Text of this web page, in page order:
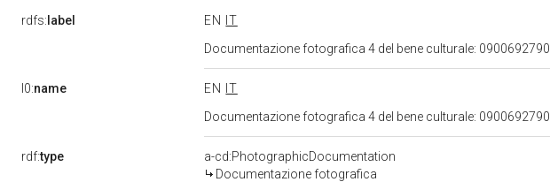
rdfs: label EN
IT
Documentazione fotografica 4 del bene culturale: 0900692790
l0:name EN
IT
Documentazione fotografica 4 del bene culturale: 0900692790
rdf:type
a-cd:PhotographicDocumentation
Documentazione fotografica